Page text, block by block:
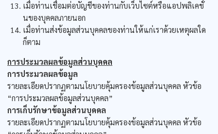
เมื่อท่านเชื่อมต่อบัญชีของท่านกับเว็บไซต์หรือแอปพลิเคชั่
นของบุคคลภายนอก
เมื่อท่านส่งข้อมูลส่วนบุคคลของท่านให้แก่เราด้วยเหตุผลใด
ก็ตาม
การประมวลผลข้อมูลส่วนบุคคล
การประมวลผลข้อมูล
รายละเอียดปรากฏตามนโยบายคุ้มครองข้อมูลส่วนบุคคล หัวข้อ
“การประมวลผลข้อมูลส่วนบุคคล”
การเก็บรักษาข้อมูลส่วนบุคคล
รายละเอียดปรากฏตามนโยบายคุ้มครองข้อมูลส่วนบุคคล หัวข้อ